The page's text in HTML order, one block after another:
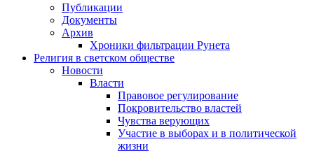
Публикации
Документы
Архив
Хроники фильтрации Рунета
Религия в светском обществе
Новости
Власти
Правовое регулирование
Покровительство властей
Чувства верующих
Участие в выборах и в политической
жизни